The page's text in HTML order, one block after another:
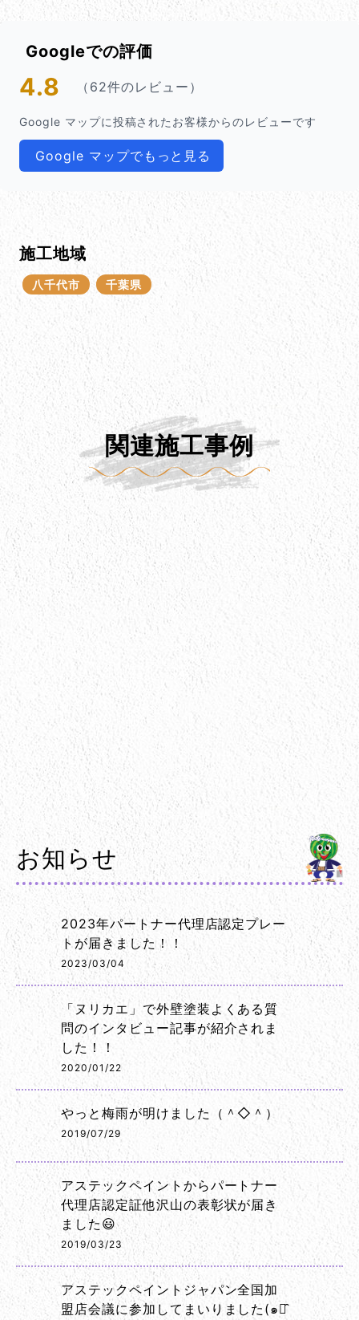
Googleでの評価
4.8 （62件のレビュー）
Google マップに投稿されたお客様からのレビューです
Google マップでもっと見る
施工地域
八千代市 千葉県
関連施工事例
お知らせ
2023年パートナー代理店認定プレー
トが届きました！！
2023/03/04
「ヌリカエ」で外壁塗装よくある質
問のインタビュー記事が紹介されま
した！！
2020/01/22
やっと梅雨が明けました（＾◇＾）
2019/07/29
アステックペイントからパートナー
代理店認定証他沢山の表彰状が届き
ました😃
2019/03/23
アステックペイントジャパン全国加
盟店会議に参加してまいりました(๑･̑